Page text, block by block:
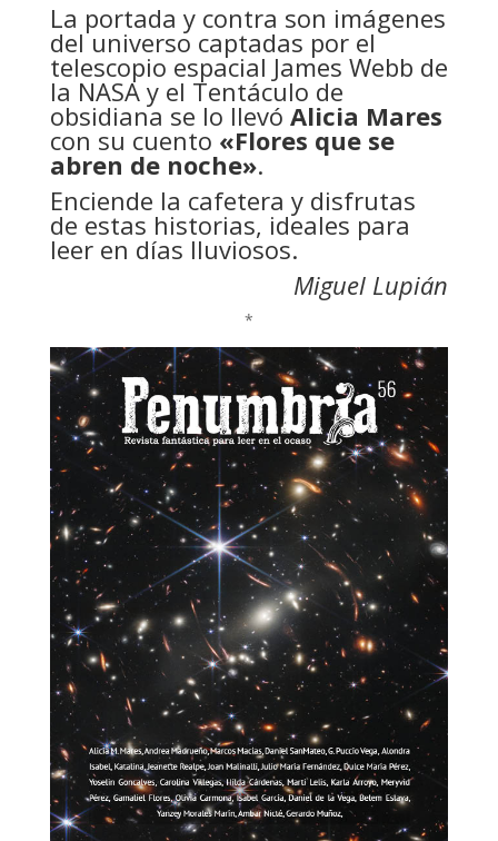
La portada y contra son imágenes
del universo captadas por el
telescopio espacial James Webb de
la NASA y el Tentáculo de
obsidiana se lo llevó Alicia Mares
con su cuento «Flores que se
abren de noche».
Enciende la cafetera y disfrutas
de estas historias, ideales para
leer en días lluviosos.
Miguel Lupián
*